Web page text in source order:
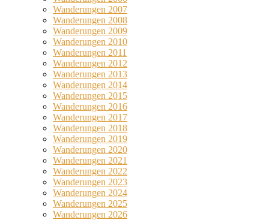
Wanderungen 2007
Wanderungen 2008
Wanderungen 2009
Wanderungen 2010
Wanderungen 2011
Wanderungen 2012
Wanderungen 2013
Wanderungen 2014
Wanderungen 2015
Wanderungen 2016
Wanderungen 2017
Wanderungen 2018
Wanderungen 2019
Wanderungen 2020
Wanderungen 2021
Wanderungen 2022
Wanderungen 2023
Wanderungen 2024
Wanderungen 2025
Wanderungen 2026